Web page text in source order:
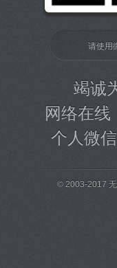
请使用
竭诚为
网络在线
个人微
© 2003-2017